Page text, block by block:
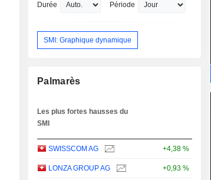
Durée Période
SMI: Graphique dynamique
Palmarès
Les plus fortes hausses du
SMI
SWISSCOM AG +4,38 %
LONZA GROUP AG +0,93 %